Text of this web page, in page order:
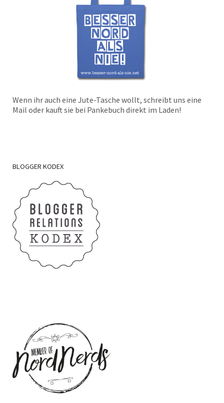
Wenn ihr auch eine Jute-Tasche wollt, schreibt uns eine
Mail oder kauft sie bei Pankebuch direkt im Laden!
BLOGGER KODEX